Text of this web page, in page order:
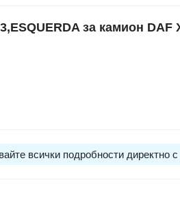
за камион DAF
всички подробности директно